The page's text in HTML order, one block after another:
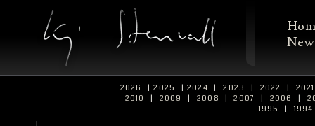
2026 | 2025 | 2024 | 2023 | 2022 |
2010
| 2009 | 2008 | 2007 | 2006 |
1995
|